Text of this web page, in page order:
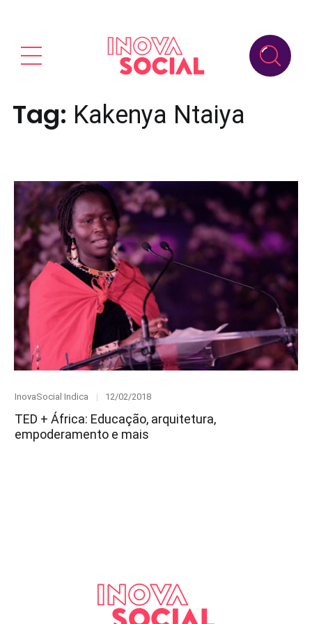
Tag: Kakenya Ntaiya
Category
InovaSocial Indica
Posted
12/02/2018
TED + África: Educação, arquitetura,
empoderamento e mais